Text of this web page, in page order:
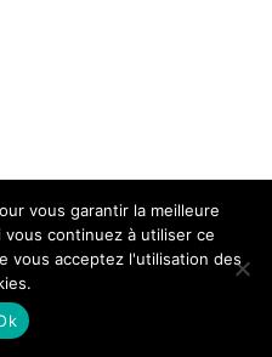
vous garantir la meilleure
continuez à utiliser ce
vous acceptez l'utilisation des